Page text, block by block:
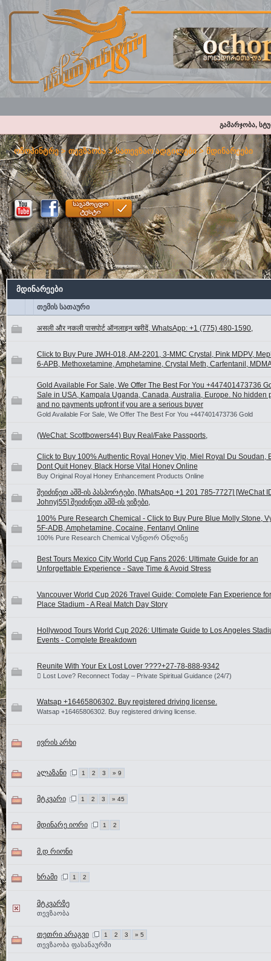
გამარჯობა,
ოჩოპინტრე>თევზაობა>სათევზაო ადგილები>მდინარეები
მდინარეები
თემის სათაური
असली और नकली पासपोर्ट ऑनलाइन खरीदें, WhatsApp: +1 (775) 480-1590,
Click to Buy Pure JWH-018, AM-2201, 3-MMC Crystal, Pink MDPV,
6-APB, Methoxetamine, Amphetamine, Crystal Meth, Carfentanil,
Gold Available For Sale, We Offer The Best For You +447401473736
Sale in USA, Kampala Uganda, Canada, Australia, Europe. No hidden
and no payments upfront if you are a serious buyer
Gold Available For Sale, We Offer The Best For You +447401473736 Gold
(WeChat: Scottbowers44) Buy Real/Fake Passports,
Click to Buy 100% Authentic Royal Honey Vip, Miel Royal Du Soudan,
Dont Quit Honey, Black Horse Vital Honey Online
Buy Original Royal Honey Enhancement Products Online
შეიძინეთ აშშ-ის პასპორტები, [WhatsApp +1 201 785-7727] [WeChat
Johnyj55] შეიძინეთ აშშ-ის ვიზები,
100% Pure Research Chemical - Click to Buy Pure Blue Molly Stone,
5F-ADB, Amphetamine, Cocaine, Fentanyl Online
100% Pure Research Chemical Vენდორ Oნლინე
Best Tours Mexico City World Cup Fans 2026: Ultimate Guide for an
Unforgettable Experience - Save Time & Avoid Stress
Vancouver World Cup 2026 Travel Guide: Complete Fan Experience
Place Stadium - A Real Match Day Story
Hollywood Tours World Cup 2026: Ultimate Guide to Los Angeles
Events - Complete Breakdown
Reunite With Your Ex Lost Lover ????+27-78-888-9342
 Lost Love? Reconnect Today – Private Spiritual Guidance (24/7)
Watsap +16465806302. Buy registered driving license.
Watsap +16465806302. Buy registered driving license.
ივრის არხი
ალაზანი 1 2 3 » 9
მტკვარი 1 2 3 » 45
მდინარე იორი 1 2
მ.დ რიონი
ხრამი 1 2
მტკვარზე
თევზაობა
თეთრი არაგვი 1 2 3 » 5
თევზაობა ფასანაურში